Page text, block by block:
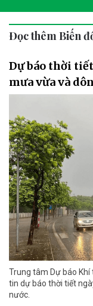
Đọc thêm Biến
Dự báo thời
mưa vừa và
Trung tâm Dự báo
tin dự báo thời tiết
nước.